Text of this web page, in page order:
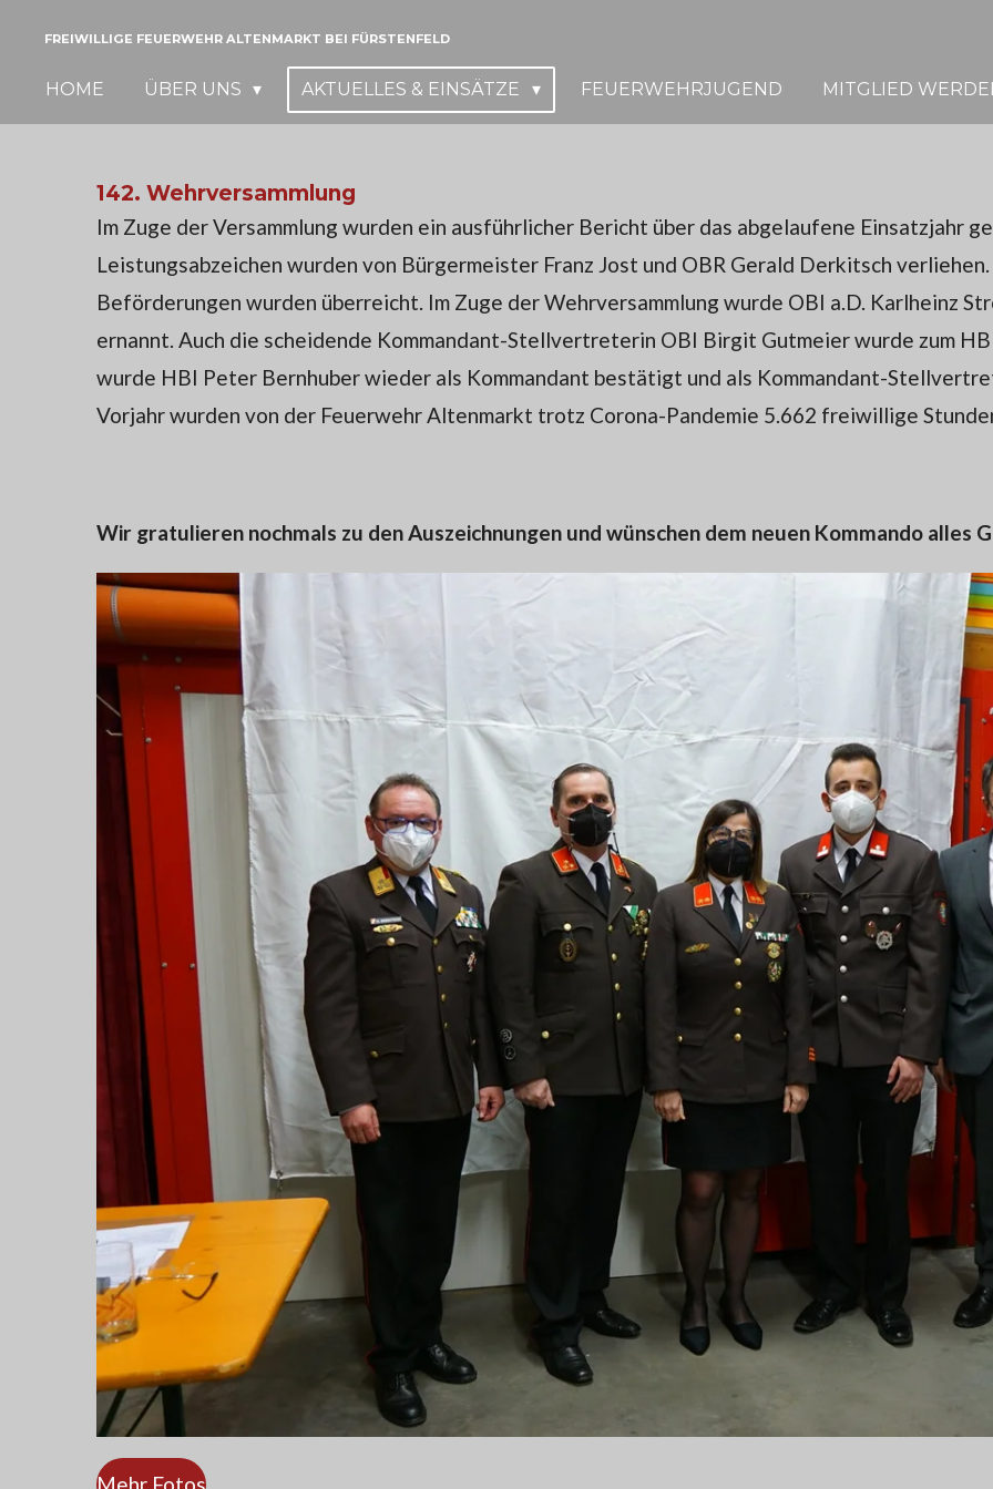
FREIWILLIGE FEUERWEHR ALTENMARKT BEI FÜRSTENFELD
HOME ÜBER UNS AKTUELLES & EINSÄTZE FEUERWEHRJUGEND MITGLIED
142. Wehrversammlung
Im Zuge der Versammlung wurden ein ausführlicher Bericht über das abgelaufene Einsatzjahr
Leistungsabzeichen wurden von Bürgermeister Franz Jost und OBR Gerald Derkitsch
Beförderungen wurden überreicht. Im Zuge der Wehrversammlung wurde OBI a.D. Karlheinz
ernannt. Auch die scheidende Kommandant-Stellvertreterin OBI Birgit Gutmeier wurde zum
wurde HBI Peter Bernhuber wieder als Kommandant bestätigt und als Kommandant-
Vorjahr wurden von der Feuerwehr Altenmarkt trotz Corona-Pandemie 5.662 freiwillige
Wir gratulieren nochmals zu den Auszeichnungen und wünschen dem neuen Kommando alles